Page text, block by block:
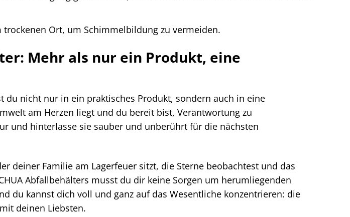
trockenen Ort, um Schimmelbildung zu vermeiden.
Mehr als nur ein Produkt, eine
du nicht nur in ein praktisches Produkt, sondern auch in eine
am Herzen liegt und du bereit bist, Verantwortung zu
und hinterlasse sie sauber und unberührt für die nächsten
deiner Familie am Lagerfeuer sitzt, die Sterne beobachtest und das
Abfallbehälters musst du dir keine Sorgen um herumliegenden
du kannst dich voll und ganz auf das Wesentliche konzentrieren: die
deinen Liebsten.